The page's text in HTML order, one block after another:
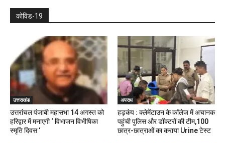
कोविड-19
उत्तराखंड
उत्तरांचल पंजाबी महासभा 14 अगस्त को
हरिद्वार में मनाएगी ‘ विभाजन विभीषिका
स्मृति दिवस ‘
अपराध
हड़कंप : क्लेमेंटाउन के कॉलेज में अचानक
पहुंची पुलिस और डॉक्टरों की टीम,100
छात्र-छात्राओं का कराया Urine टेस्ट